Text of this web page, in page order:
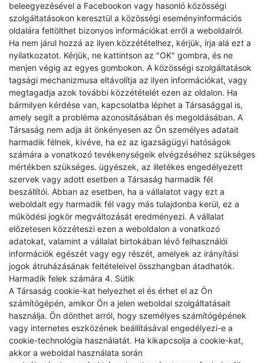
beleegyezésével a Facebookon vagy hasonló közösségi
szolgáltatásokon keresztül a közösségi eseményinformációs
oldalára feltölthet bizonyos információkat erről a weboldalról.
Ha nem járul hozzá az ilyen közzétételhez, kérjük, írja alá ezt a
nyilatkozatot. Kérjük, ne kattintson az "OK" gombra, és ne
menjen végig az egyes gombokon. A közösségi szolgáltatások
tagsági mechanizmusa eltávolítja az ilyen információkat, vagy
megtagadja azok további közzétételét ezen az oldalon. Ha
bármilyen kérdése van, kapcsolatba léphet a Társasággal is,
amely segít a probléma azonosításában és megoldásában. A
Társaság nem adja át önkényesen az Ön személyes adatait
harmadik félnek, kivéve, ha ez az igazságügyi hatóságok
számára a vonatkozó tevékenységeik elvégzéséhez szükséges
mértékben szükséges. ügyészek, az illetékes engedélyezett
szervek vagy adott esetben a Társaság harmadik fél
beszállítói. Abban az esetben, ha a vállalatot vagy ezt a
weboldalt egy harmadik fél vagy más tulajdonba kerül, ez a
működési jogkör megváltozását eredményezi. A vállalat
előzetesen közzéteszi ezen a weboldalon a vonatkozó
adatokat, valamint a vállalat birtokában lévő felhasználói
információk egészét vagy egy részét, amelyek az irányítási
jogok átruházásának feltételeivel összhangban átadhatók.
Harmadik felek számára 4. Sütik
A Társaság cookie-kat helyezhet el és érhet el az Ön
számítógépén, amikor Ön a jelen weboldal szolgáltatásait
használja. Ön dönthet arról, hogy személyes számítógépének
vagy internetes eszközének beállításával engedélyezi-e a
cookie-technológia használatát. Ha kikapcsolja a cookie-kat,
akkor a weboldal használata során